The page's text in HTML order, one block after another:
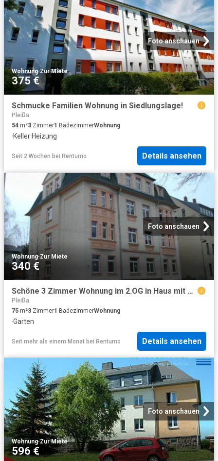
Foto anschauen
Wohnung·Zur Miete
375 €
Schmucke Familien Wohnung in Siedlungslage!
Pleißa
54 m²3 Zimmer1 BadezimmerWohnung
·Keller·Heizung
Seit 2 Wochen bei Rentumo Details ansehen
Foto anschauen
Wohnung·Zur Miete
340 €
Schöne 3 Zimmer Wohnung im 2.OG in Haus mit großem Garten
Pleißa
75 m²3 Zimmer1 BadezimmerWohnung
·Garten
Seit mehr als einem Monat bei Rentumo Details ansehen
Foto anschauen
Wohnung·Zur Miete
596 €